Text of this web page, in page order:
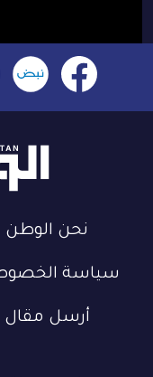
نحن الوطن
سياسة
أرسل مقال